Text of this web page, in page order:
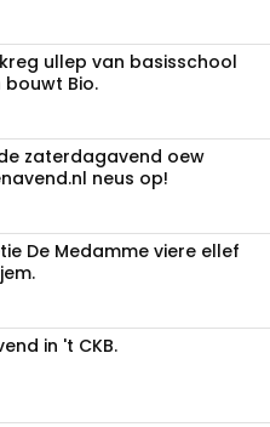
ullep van basisschool
bouwt Bio.
zaterdagavend oew
neus op!
De Medamme viere ellef
in 't CKB.